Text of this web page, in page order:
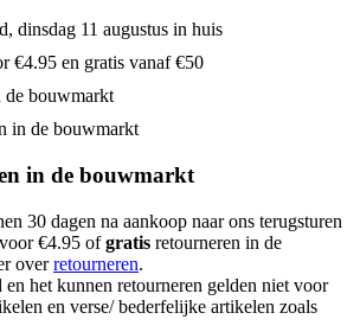
dinsdag 11 augustus in huis
€4.95 en gratis vanaf €50
de bouwmarkt
in de bouwmarkt
in de bouwmarkt
30 dagen na aankoop naar ons terugsturen
€4.95 ofgratis retourneren in de
overretourneren.
het kunnen retourneren gelden niet voor
en verse/ bederfelijke artikelen zoals